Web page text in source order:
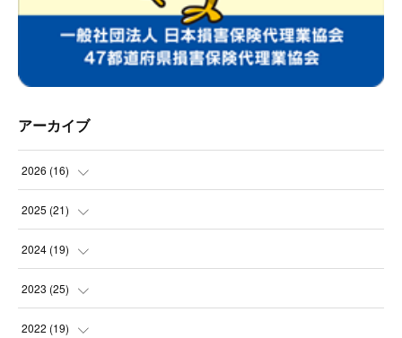
アーカイブ
2026 (16)
(2
(2
(1
(1
2025 (21)
(3
(2
(2
2024 (19)
(2
(2
2023 (25)
(2
2022 (19)